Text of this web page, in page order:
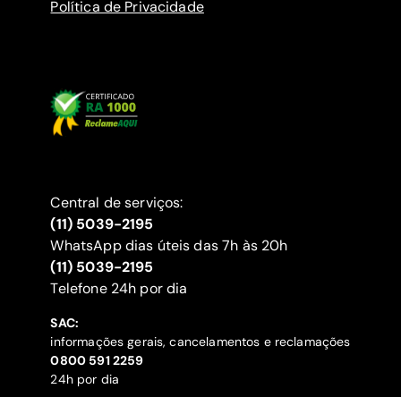
Política de Privacidade
Central de serviços:
(11) 5039-2195
WhatsApp dias úteis das 7h às 20h
(11) 5039-2195
‍Telefone 24h por dia
SAC:
informações gerais, cancelamentos e reclamações
‍0800 591 2259
24h por dia